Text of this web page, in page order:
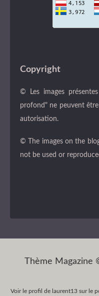
Copyright
© Les images
profond" ne peuvent
autorisation.
© The images on the
not be used or
Thème
Voir le profil de laurent13 sur le